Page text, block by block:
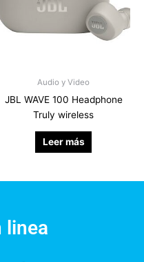
Audio y Video
JBL WAVE 100 Headphone
Truly wireless
Leer más
linea